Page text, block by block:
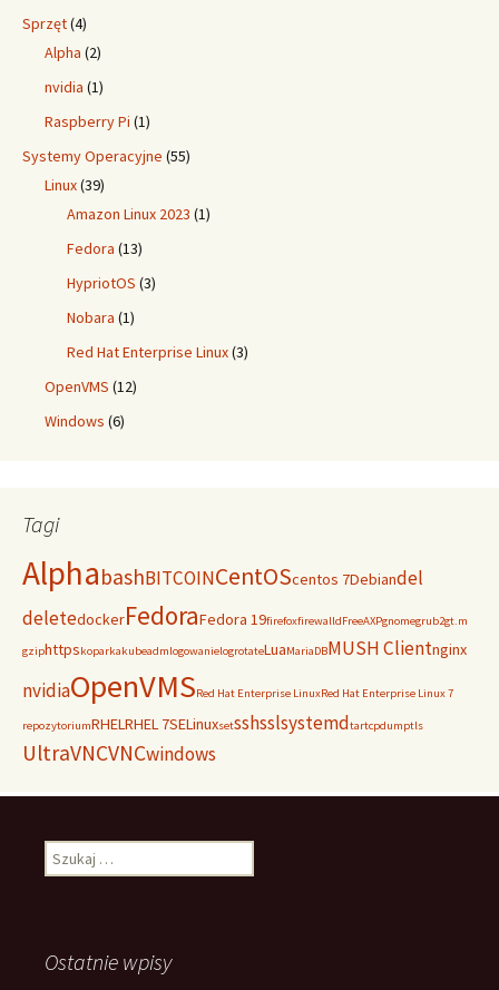
Sprzęt(4)
Alpha (2)
nvidia (1)
Raspberry Pi (1)
Systemy Operacyjne (55)
Linux(39)
Amazon Linux 2023 (1)
Fedora (13)
HypriotOS (3)
Nobara (1)
Red Hat Enterprise Linux(3)
OpenVMS (12)
Windows (6)
Tagi
AlphabashBITCOINCentOScentos 7Debiandel
deletedockerFedoraFedora 19firefoxfirewalldFreeAXPgnomegrub2gt.m
gziphttpskoparkakubeadmlogowanielogrotateLuaMariaDBMUSH Clientnginx
nvidiaOpenVMSRed Hat Enterprise LinuxRed Hat Enterprise Linux 7
repozytoriumRHELRHEL 7SELinuxsetsshsslsystemdtartcpdumptls
UltraVNCVNCwindows
Szukaj:
Ostatnie wpisy